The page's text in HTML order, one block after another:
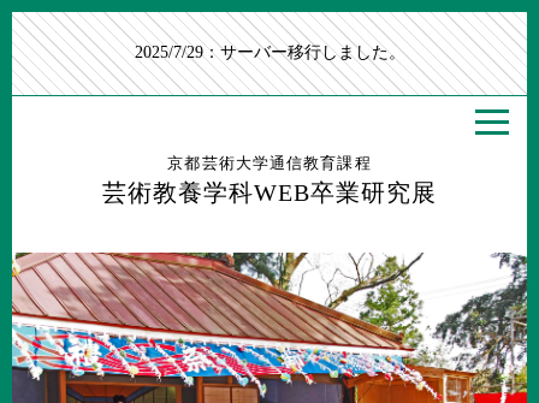
2025/7/29：サーバー移行しました。
京都芸術大学通信教育課程
芸術教養学科WEB卒業研究展